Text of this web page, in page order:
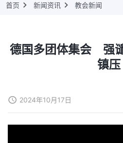
首页 新闻资讯 教会新闻
德国多团体集会 强
镇压
2024年10月17日